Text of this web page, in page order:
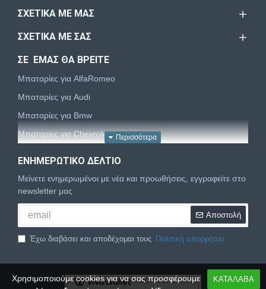
ΣΧΕΤΙΚΆ ΜΕ ΜΑΣ
ΣΧΕΤΙΚΆ ΜΕ ΣΑΣ
ΣΕ ΕΜΑΣ ΘΑ ΒΡΕΙΤΕ
Μπαταρίες για AlfaRomeo
Μπαταρίες για Audi
Μπαταρίες για Bmw
Μπαταρίες για Chevrolet
Μπαταρίες για Dacia
Μπαταρίες για Daewoo
Μπαταρίες για Daihatsu
Μπαταρίες για Dodge
Μπαταρίες για Fiat
Μπαταρίες για Ford
ΕΝΗΜΕΡΩΤΙΚΌ ΔΕΛΤΊΟ
Μείνετε ενημερωμένοι με νέα και προωθήσεις, εγγραφείτε στο
newsletter μας
Αποστολή
Έχω διαβάσει και αποδέχομαι τους Πολιτική απορρήτου
ΚΑΤΑΛΑΒΑ
Χρησιμοποιούμε cookies για να σας προσφέρουμε